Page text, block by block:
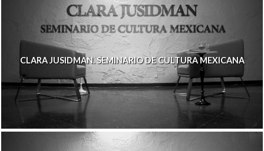
CLARA JUSIDMAN. SEMINARIO DE CULTURA MEXICANA